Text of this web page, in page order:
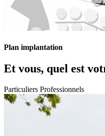
Plan implantation
Et vous, quel est
Particuliers Professionnels